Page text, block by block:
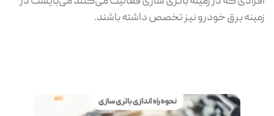
زمینه برق خودرو نیز تخصص داشته باشند.